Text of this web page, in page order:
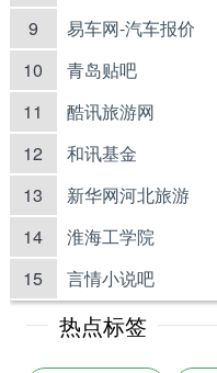
9 易车网-汽车报价
10 青岛贴吧
11 酷讯旅游网
12 和讯基金
13 新华网河北旅游
14 淮海工学院
15 言情小说吧
热点标签